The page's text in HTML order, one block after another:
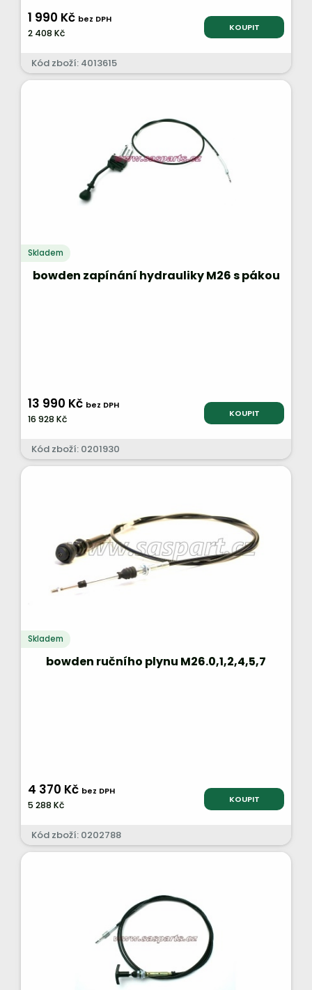
1 990 Kč bez DPH
2 408 Kč KOUPIT
Kód zboží: 4013615
Skladem
bowden zapínání hydrauliky M26 s pákou
13 990 Kč bez DPH
16 928 Kč KOUPIT
Kód zboží: 0201930
Skladem
bowden ručního plynu M26.0,1,2,4,5,7
4 370 Kč bez DPH
5 288 Kč KOUPIT
Kód zboží: 0202788